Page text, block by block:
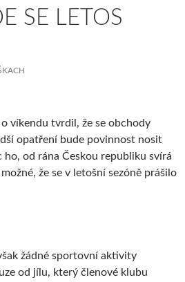
SE LETOS
víkendu tvrdil, že se obchody
opatření bude povinnost nosit
ho, od rána Českou republiku svírá
že se v letošní sezóně prášilo
žádné sportovní aktivity
od jílu, který členové klubu